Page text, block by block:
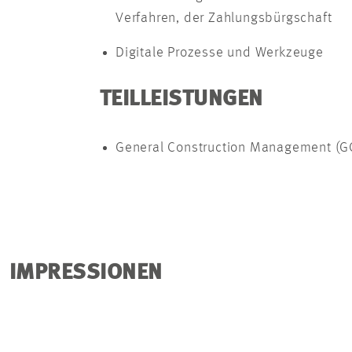
Verfahren, der Zahlungsbürgschaft
Digitale Prozesse und Werkzeuge
TEILLEISTUNGEN
General Construction Management
IMPRESSIONEN